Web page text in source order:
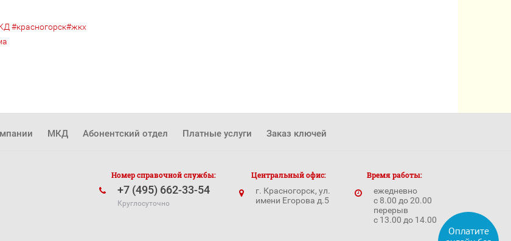
#красногорск#жкх
МКД Абонентский отдел Платные услуги Заказ ключей
Номер справочной службы:
+7 (495) 662-33-54
Круглосуточно
Центральный офис:
г. Красногорск, ул.
имени Егорова д.5
Время работы:
ежедневно
с 8.00 до 20.00
перерыв
с 13.00 до 14.00